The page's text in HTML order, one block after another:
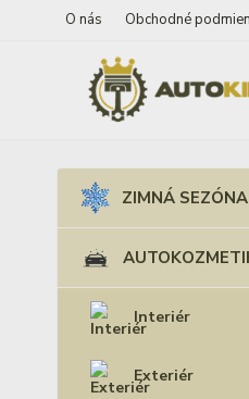
O nás Obchodné
ZIMNÁ SEZÓNA
Interiér
Exteriér